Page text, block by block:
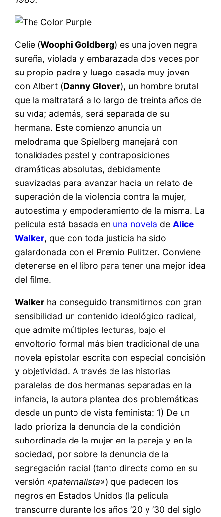
Celie (Woophi Goldberg) es una joven negra
sureña, violada y embarazada dos veces por
su propio padre y luego casada muy joven
con Albert (Danny Glover), un hombre brutal
que la maltratará a lo largo de treinta años de
su vida; además, será separada de su
hermana. Este comienzo anuncia un
melodrama que Spielberg manejará con
tonalidades pastel y contraposiciones
dramáticas absolutas, debidamente
suavizadas para avanzar hacia un relato de
superación de la violencia contra la mujer,
autoestima y empoderamiento de la misma. La
película está basada en una novela de Alice
Walker, que con toda justicia ha sido
galardonada con el Premio Pulitzer. Conviene
detenerse en el libro para tener una mejor idea
del filme.
Walker ha conseguido transmitirnos con gran
sensibilidad un contenido ideológico radical,
que admite múltiples lecturas, bajo el
envoltorio formal más bien tradicional de una
novela epistolar escrita con especial concisión
y objetividad. A través de las historias
paralelas de dos hermanas separadas en la
infancia, la autora plantea dos problemáticas
desde un punto de vista feminista: 1) De un
lado prioriza la denuncia de la condición
subordinada de la mujer en la pareja y en la
sociedad, por sobre la denuncia de la
segregación racial (tanto directa como en su
versión «paternalista») que padecen los
negros en Estados Unidos (la película
transcurre durante los años ’20 y ’30 del siglo